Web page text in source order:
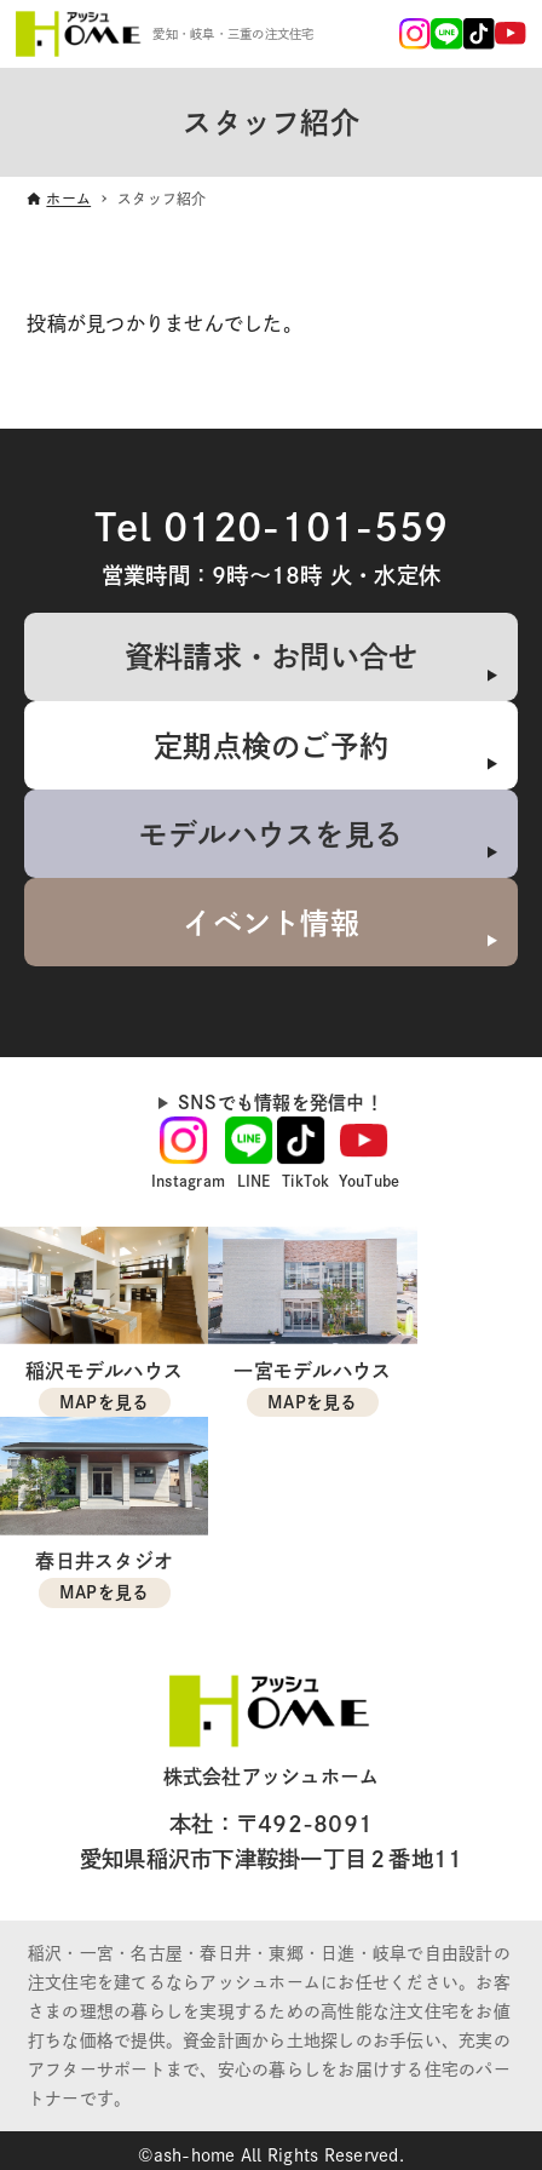
愛知・岐阜・三重の注文住宅
スタッフ紹介
ホーム スタッフ紹介
投稿が見つかりませんでした。
Tel 0120-101-559
営業時間：9時～18時 火・水定休
資料請求・お問い合せ
定期点検のご予約
モデルハウスを見る
イベント情報
SNSでも情報を発信中！
Instagram LINE TikTok YouTube
稲沢モデルハウス
MAPを見る
一宮モデルハウス
MAPを見る
春日井スタジオ
MAPを見る
株式会社アッシュホーム
本社：〒492-8091
愛知県稲沢市下津鞍掛一丁目２番地11
稲沢・一宮・名古屋・春日井・東郷・日進・岐阜で自由設計の
注文住宅を建てるならアッシュホームにお任せください。お客
さまの理想の暮らしを実現するための高性能な注文住宅をお値
打ちな価格で提供。資金計画から土地探しのお手伝い、充実の
アフターサポートまで、安心の暮らしをお届けする住宅のパー
トナーです。
©ash-home All Rights Reserved.